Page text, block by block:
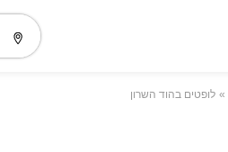
לופטים בהוד השרון